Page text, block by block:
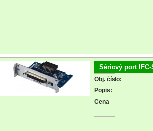
Sériový port IFC-
Obj. číslo:
Popis:
Cena